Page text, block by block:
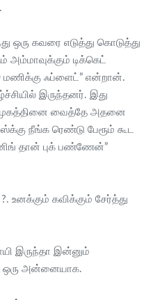
ஒரு கவரை எடுத்து கொடுத்து
அம்மாவுக்கும் டிக்கெட்
மணிக்கு ஃப்ளைட்” என்றான்.
இருந்தனர். இது
முகத்தினை வைத்தே அதனை
நீங்க ரெண்டு பேரூம் கூட
தான் புக் பண்ணேன்”
உனக்கும் கவிக்கும் சேர்த்து
இருந்தா இன்னும்
ஒரு அன்னையாக.